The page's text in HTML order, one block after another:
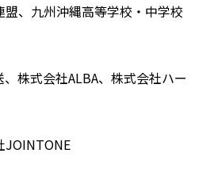
、九州沖縄高等学校・中学校
株式会社ALBA、株式会社ハー
JOINTONE